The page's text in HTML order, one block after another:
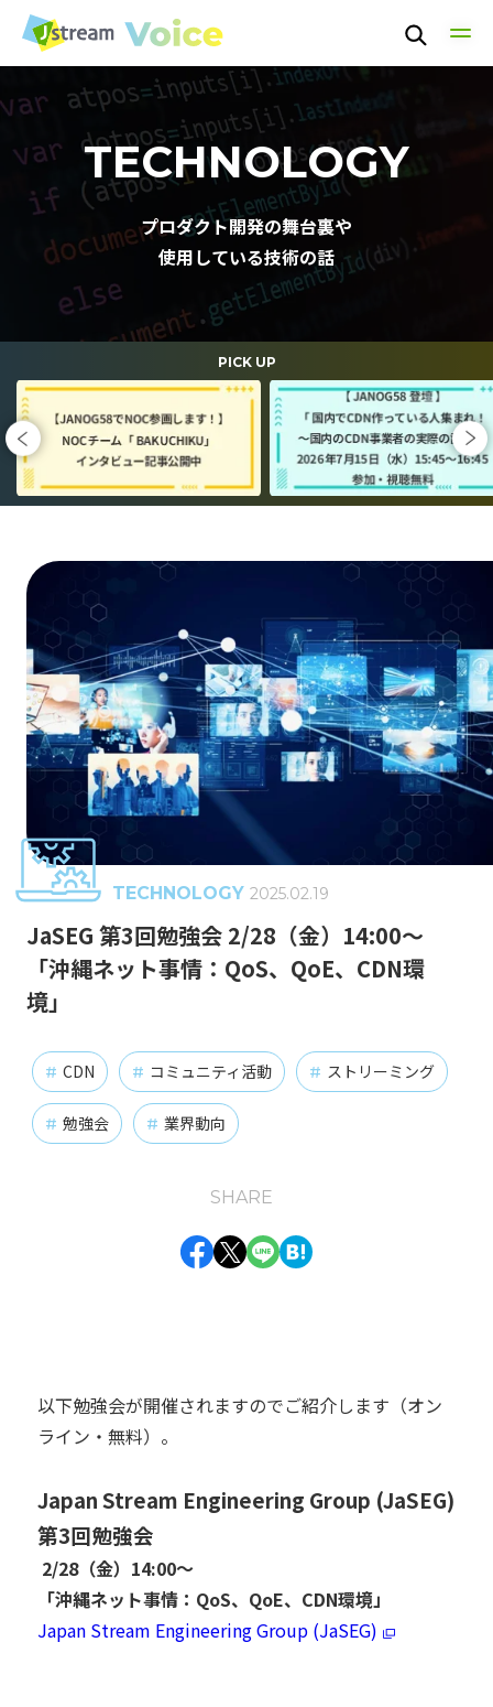
TOP
TECHNOLOGY
PEOPLE
CULTURE
NEWS / EVENT
ABOUT US
事業紹介
Jストリーム・技術の歴史
キャリア形成
働く環境
GLOSSARY
動画配信 用語集
J-Stream CDNext #
# J-Stream Equipmedia # SaaSサービス
# クラウド # チャレンジ
# バックエンドエンジニア
業務紹介 組織の魅力
TECHNOLOGY
プロダクト開発の舞台裏や
使用している技術の話
PICK UP
TECHNOLOGY 2025.02.19
JaSEG 第3回勉強会 2/28（金）14:00～
「沖縄ネット事情：QoS、QoE、CDN環
境」
# CDN # コミュニティ活動 # ストリーミング
# 勉強会 # 業界動向
SHARE
以下勉強会が開催されますのでご紹介します（オン
ライン・無料）。
Japan Stream Engineering Group (JaSEG)
第3回勉強会
2/28（金）14:00～
「沖縄ネット事情：QoS、QoE、CDN環境」
Japan Stream Engineering Group (JaSEG)